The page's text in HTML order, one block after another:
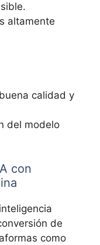
altamente
calidad y
del modelo
con
de
como